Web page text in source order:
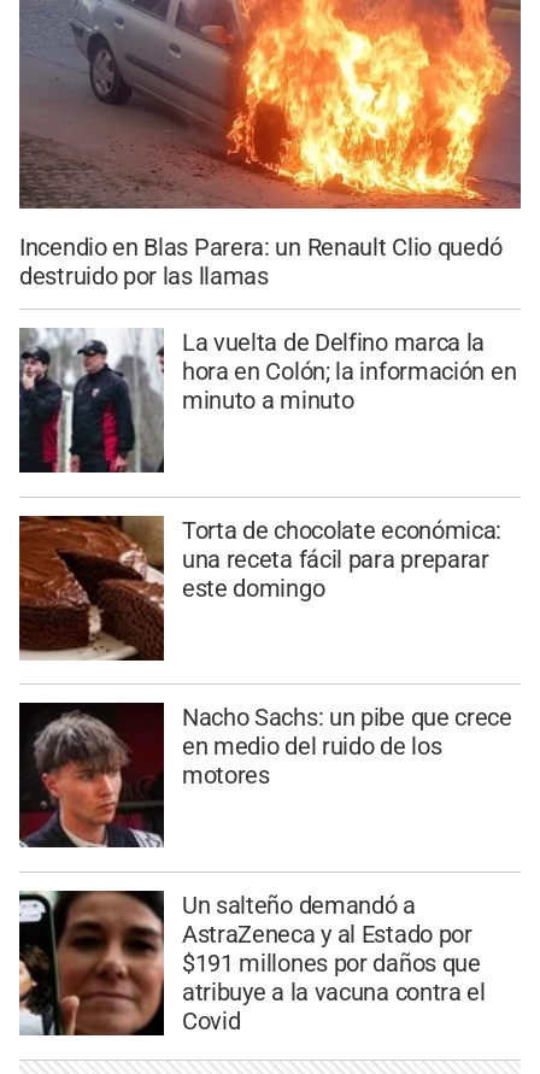
Incendio en Blas Parera: un Renault Clio quedó
destruido por las llamas
La vuelta de Delfino marca la
hora en Colón; la información en
minuto a minuto
Torta de chocolate económica:
una receta fácil para preparar
este domingo
Nacho Sachs: un pibe que crece
en medio del ruido de los
motores
Un salteño demandó a
AstraZeneca y al Estado por
$191 millones por daños que
atribuye a la vacuna contra el
Covid